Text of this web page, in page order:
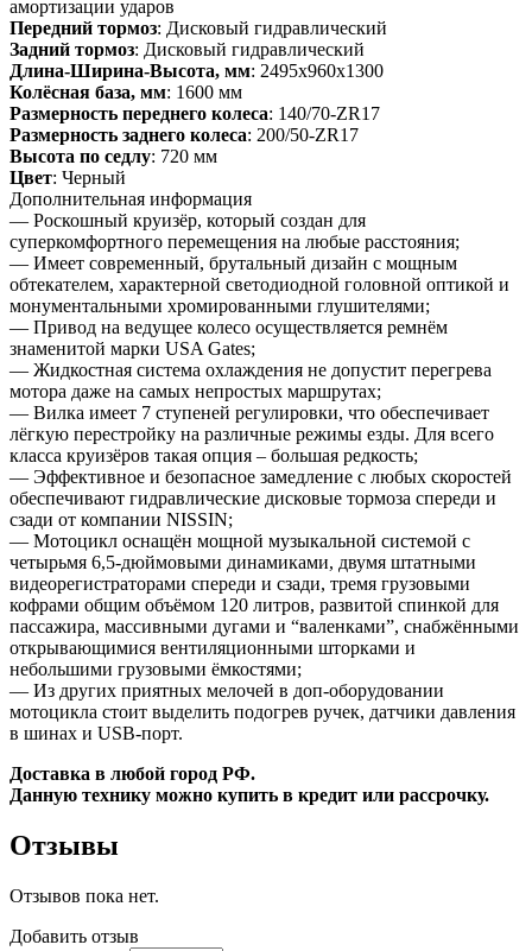
амортизации ударов
Передний тормоз: Дисковый гидравлический
Задний тормоз: Дисковый гидравлический
Длина-Ширина-Высота, мм: 2495х960х1300
Колёсная база, мм: 1600 мм
Размерность переднего колеса: 140/70-ZR17
Размерность заднего колеса: 200/50-ZR17
Высота по седлу: 720 мм
Цвет: Черный
Дополнительная информация
— Роскошный круизёр, который создан для
суперкомфортного перемещения на любые расстояния;
— Имеет современный, брутальный дизайн с мощным
обтекателем, характерной светодиодной головной оптикой и
монументальными хромированными глушителями;
— Привод на ведущее колесо осуществляется ремнём
знаменитой марки USA Gates;
— Жидкостная система охлаждения не допустит перегрева
мотора даже на самых непростых маршрутах;
— Вилка имеет 7 ступеней регулировки, что обеспечивает
лёгкую перестройку на различные режимы езды. Для всего
класса круизёров такая опция – большая редкость;
— Эффективное и безопасное замедление с любых скоростей
обеспечивают гидравлические дисковые тормоза спереди и
сзади от компании NISSIN;
— Мотоцикл оснащён мощной музыкальной системой с
четырьмя 6,5-дюймовыми динамиками, двумя штатными
видеорегистраторами спереди и сзади, тремя грузовыми
кофрами общим объёмом 120 литров, развитой спинкой для
пассажира, массивными дугами и “валенками”, снабжёнными
открывающимися вентиляционными шторками и
небольшими грузовыми ёмкостями;
— Из других приятных мелочей в доп-оборудовании
мотоцикла стоит выделить подогрев ручек, датчики давления
в шинах и USB-порт.
Доставка в любой город РФ.
Данную технику можно купить в кредит или рассрочку.
Отзывы
Отзывов пока нет.
Добавить отзыв